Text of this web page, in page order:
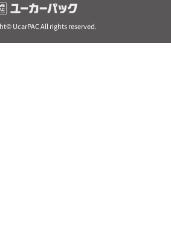
UcarPAC All rights reserved.